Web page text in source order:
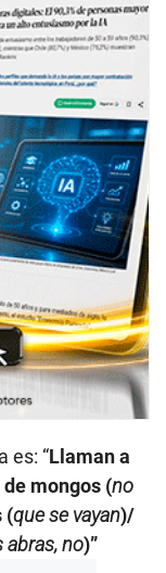
es: “Llaman a
mongos (no
(que se vayan)/
abras, no)”